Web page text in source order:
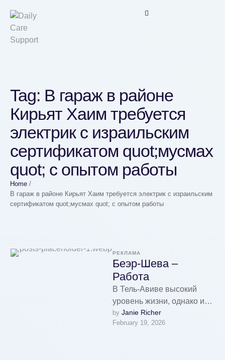
Tag: В гараж в районе
Кирьят Хаим требуется
электрик с израильским
сертификатом quot;мусмах
quot; с опытом работы
Home /
В гараж в районе Кирьят Хаим требуется электрик с израильским
сертификатом quot;мусмах quot; с опытом работы
РЕКЛАМА
Беэр-Шева –
Работа
В Тель-Авиве высокий
уровень жизни, однако и
цены на товары и услуги
также превышают средние
by Janie Richer
February 19, 2026